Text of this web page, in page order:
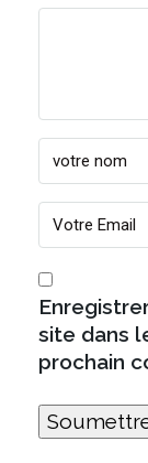
site dans
prochain